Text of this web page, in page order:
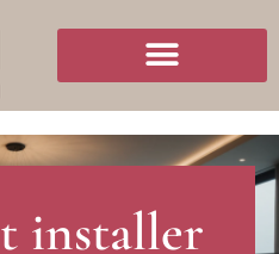
installer